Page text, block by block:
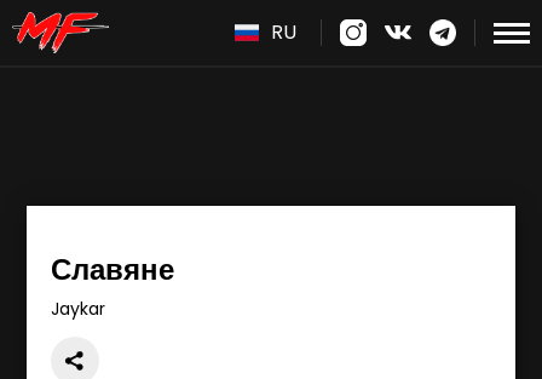
RU
Славяне
Jaykar